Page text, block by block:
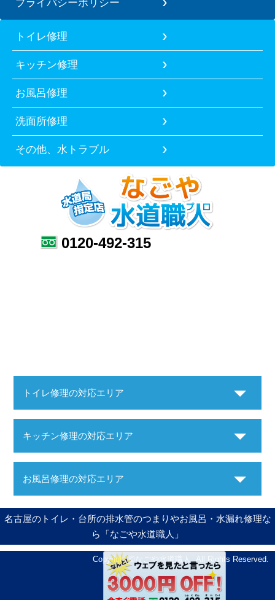
トイレ修理
キッチン修理
お風呂修理
洗面所修理
その他、水トラブル
0120-492-315
トイレ修理の対応エリア
キッチン修理の対応エリア
お風呂修理の対応エリア
名古屋のトイレ・台所の排水管のつまりやお風呂・水漏れ修理な
ら「なごや水道職人」
Copyright © なごや水道職人 . All Rights Reserved.